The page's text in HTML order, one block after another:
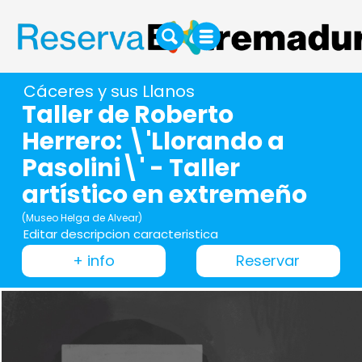
Cáceres y sus Llanos
Taller de Roberto
Herrero: \'Llorando a
Pasolini\' - Taller
artístico en extremeño
(Museo Helga de Alvear)
Editar descripcion caracteristica
+ info Reservar